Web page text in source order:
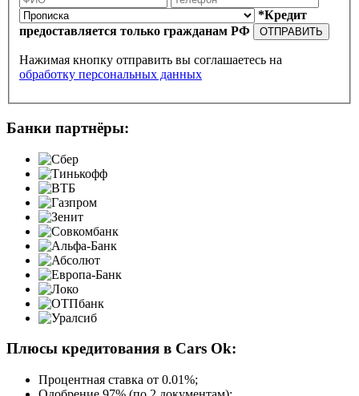
*Кредит
предоставляется только гражданам РФ
ОТПРАВИТЬ
Нажимая кнопку отправить вы соглашаетесь на
обработку персональных данных
Банки партнёры:
Плюсы кредитования в Cars Ok:
Процентная ставка от 0.01%;